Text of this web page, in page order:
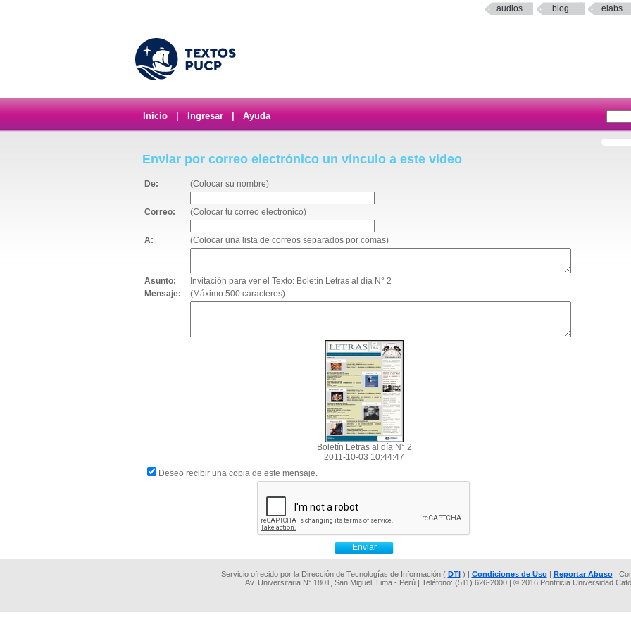
audios blog elabs
Inicio Ingresar Ayuda
Enviar por correo electrónico un vínculo a este video
De: (Colocar su nombre)
Correo: (Colocar tu correo electrónico)
A: (Colocar una lista de correos separados por comas)
Asunto:
Invitación para ver el Texto: Boletín Letras al día N° 2
Mensaje:
(Máximo 500 caracteres)
Boletín Letras al día N° 2
2011-10-03 10:44:47
Deseo recibir una copia de este mensaje.
Servicio ofrecido por la Dirección de Tecnologías de Información ( DTI) | Condiciones de Uso| Reportar Abuso|
Av. Universitaria N° 1801, San Miguel, Lima - Perú | Teléfono: (511) 626-2000 | © 2016 Pontificia Universidad